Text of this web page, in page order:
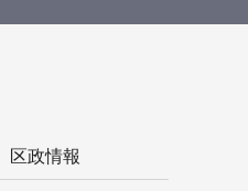
区政情報